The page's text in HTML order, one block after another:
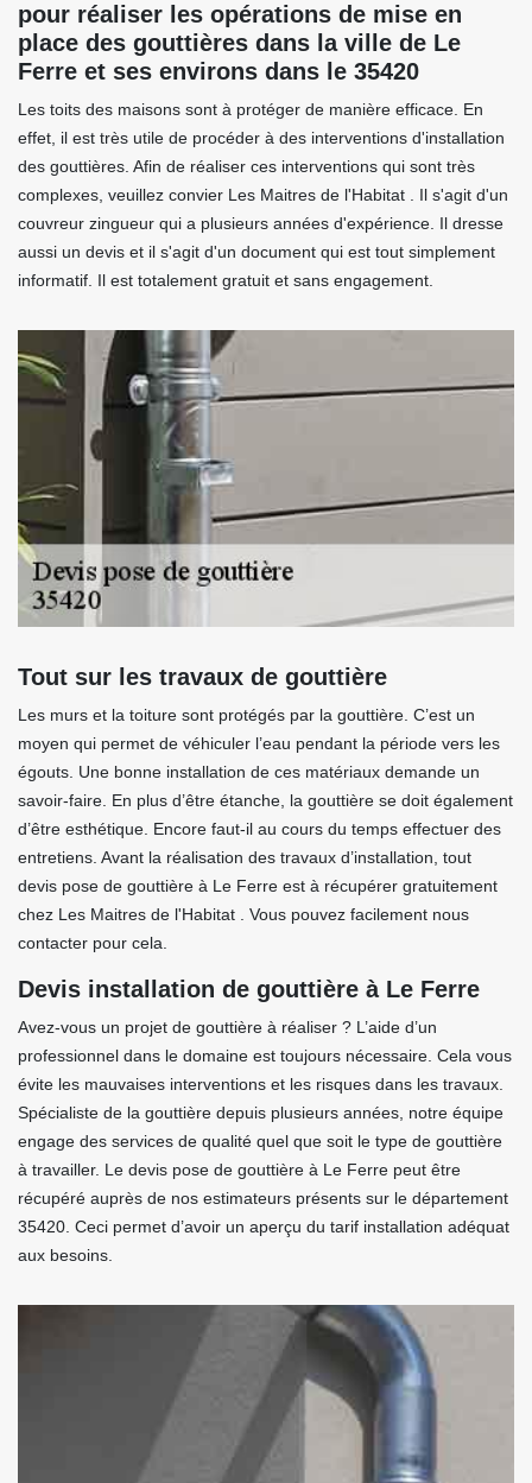
pour réaliser les opérations de mise en
place des gouttières dans la ville de Le
Ferre et ses environs dans le 35420
Les toits des maisons sont à protéger de manière efficace. En
effet, il est très utile de procéder à des interventions d'installation
des gouttières. Afin de réaliser ces interventions qui sont très
complexes, veuillez convier Les Maitres de l'Habitat . Il s'agit d'un
couvreur zingueur qui a plusieurs années d'expérience. Il dresse
aussi un devis et il s'agit d'un document qui est tout simplement
informatif. Il est totalement gratuit et sans engagement.
Tout sur les travaux de gouttière
Les murs et la toiture sont protégés par la gouttière. C’est un
moyen qui permet de véhiculer l’eau pendant la période vers les
égouts. Une bonne installation de ces matériaux demande un
savoir-faire. En plus d’être étanche, la gouttière se doit également
d’être esthétique. Encore faut-il au cours du temps effectuer des
entretiens. Avant la réalisation des travaux d’installation, tout
devis pose de gouttière à Le Ferre est à récupérer gratuitement
chez Les Maitres de l'Habitat . Vous pouvez facilement nous
contacter pour cela.
Devis installation de gouttière à Le Ferre
Avez-vous un projet de gouttière à réaliser ? L’aide d’un
professionnel dans le domaine est toujours nécessaire. Cela vous
évite les mauvaises interventions et les risques dans les travaux.
Spécialiste de la gouttière depuis plusieurs années, notre équipe
engage des services de qualité quel que soit le type de gouttière
à travailler. Le devis pose de gouttière à Le Ferre peut être
récupéré auprès de nos estimateurs présents sur le département
35420. Ceci permet d’avoir un aperçu du tarif installation adéquat
aux besoins.